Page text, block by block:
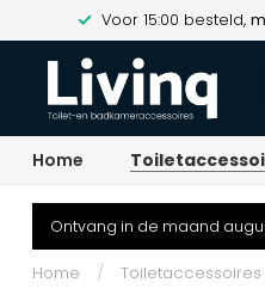
Voor 15:00 besteld,
Home
Ontvang in de maand
Home / Toiletaccessoires